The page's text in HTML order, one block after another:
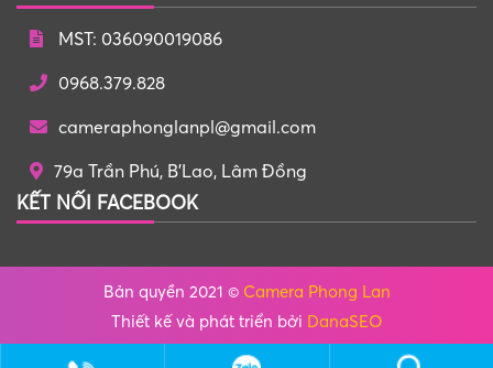
MST: 036090019086
0968.379.828
cameraphonglanpl@gmail.com
79a Trần Phú, B'Lao, Lâm Đồng
KẾT NỐI FACEBOOK
Bản quyền 2021 © Camera Phong Lan
Thiết kế và phát triển bởi DanaSEO